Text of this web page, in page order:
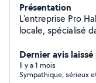
Présentation
L'entreprise Pro
locale, spécialisé
Dernier avis
Il y a 1 mois
Sympathique, sérieux